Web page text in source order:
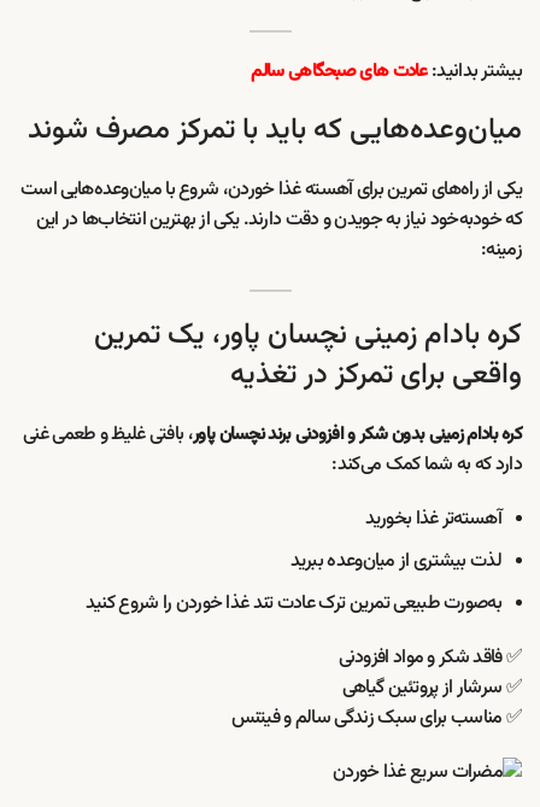
بیشتر بدانید:عادت های صبحگاهی سالم
میان‌وعده‌هایی که باید با تمرکز مصرف شوند
یکی از راه‌های تمرین برای آهسته غذا خوردن، شروع با میان‌وعده‌هایی است
که خودبه‌خود نیاز به جویدن و دقت دارند. یکی از بهترین انتخاب‌ها در این
زمینه:
کره بادام زمینی نچسان پاور، یک تمرین
واقعی برای تمرکز در تغذیه
کره بادام زمینی بدون شکر و افزودنی برند نچسان پاور، بافتی غلیظ و طعمی غنی
دارد که به شما کمک می‌کند:
آهسته‌تر غذا بخورید
لذت بیشتری از میان‌وعده ببرید
به‌صورت طبیعی تمرین ترک عادت تند غذا خوردن را شروع کنید
✅ فاقد شکر و مواد افزودنی
✅ سرشار از پروتئین گیاهی
✅ مناسب برای سبک زندگی سالم و فیتنس